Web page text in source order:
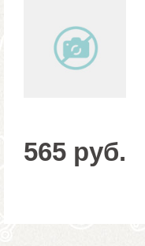
565 руб.